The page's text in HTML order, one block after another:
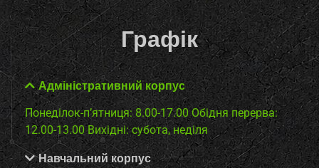
Графік
Адміністративний корпус
Понеділок-п’ятниця: 8.00-17.00 Обідня перерва:
12.00-13.00 Вихідні: субота, неділя
Навчальний корпус